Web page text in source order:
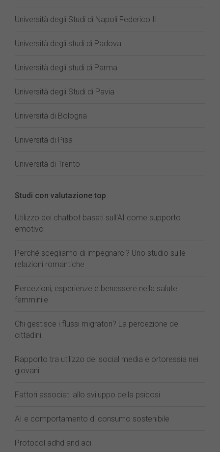
Università degli Studi di Napoli Federico II
Università degli studi di Padova
Università degli studi di Parma
Università degli Studi di Pavia
Università di Bologna
Università di Pisa
Università di Trento
Studi con valutazione top
Utilizzo dei chatbot basati sull'AI come supporto
emotivo
Perché scegliamo di impegnarci? Uno studio sulle
relazioni romantiche
Percezioni, esperienze e benessere nella salute
femminile
Chi gestisce i flussi migratori? La percezione dei
cittadini
Rapporto tra utilizzo dei social media e ortoressia nei
giovani
Fattori associati allo sviluppo della psicosi
AI e comportamento di consumo sostenibile
Protocol adhd and aci